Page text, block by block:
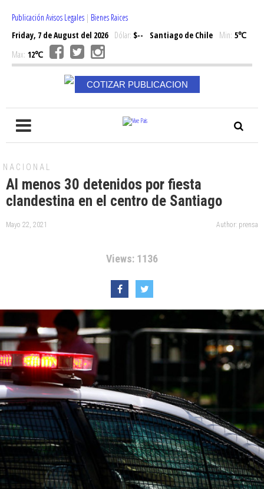
Publicación Avisos Legales | Bienes Raices
Friday, 7 de August del 2026Dólar: $-- Santiago de Chile Min: 5℃
Max: 12℃
COTIZAR PUBLICACION
NACIONAL
Al menos 30 detenidos por fiesta
clandestina en el centro de Santiago
Mayo 22, 2021 Author: prensa
Views: 1136